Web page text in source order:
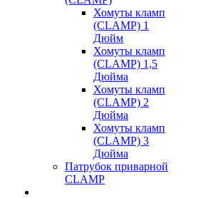
Хомуты кламп
(CLAMP) 1
Дюйм
Хомуты кламп
(CLAMP) 1,5
Дюйма
Хомуты кламп
(CLAMP) 2
Дюйма
Хомуты кламп
(CLAMP) 3
Дюйма
Патрубок приварной
CLAMP